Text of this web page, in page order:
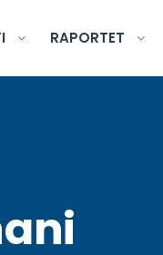
RAPORTET